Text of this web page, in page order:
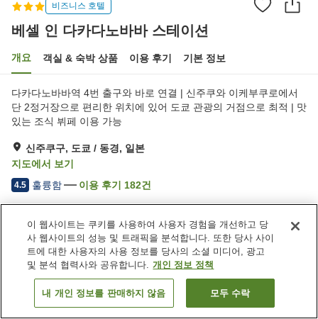
비즈니스 호텔
베셀 인 다카다노바바 스테이션
개요 객실 & 숙박 상품 이용 후기 기본 정보
다카다노바바역 4번 출구와 바로 연결 | 신주쿠와 이케부쿠로에서
단 2정거장으로 편리한 위치에 있어 도쿄 관광의 거점으로 최적 | 맛
있는 조식 뷔페 이용 가능
신주쿠구, 도쿄 / 동경, 일본
지도에서 보기
4.5 훌륭함 이용 후기 182건
숙소 편의 시설/서비스
Wi-Fi
역에서 도보 5분
레스토랑
라운지
일본 도쿄 / 동경 신주쿠구 베셀 인 다카다노바바 스테이션
객실 보기
이 웹사이트는 쿠키를 사용하여 사용자 경험을 개선하고 당
사 웹사이트의 성능 및 트래픽을 분석합니다. 또한 당사 사이
트에 대한 사용자의 사용 정보를 당사의 소셜 미디어, 광고
및 분석 협력사와 공유합니다. 개인 정보 정책
내 개인 정보를 판매하지 않음 모두 수락